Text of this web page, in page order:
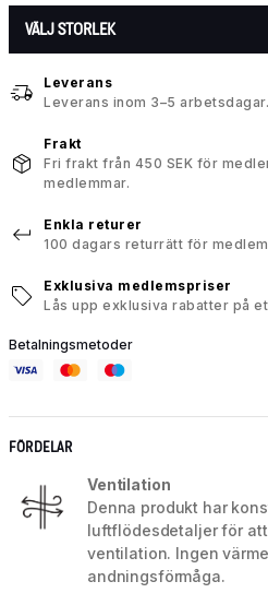
VÄLJ STORLEK
Leverans
Leverans inom 3–5 arbetsdagar.
Frakt
Fri frakt från 450 SEK för
medlemmar.
Enkla returer
100 dagars returrätt för
Exklusiva medlemspriser
Lås upp exklusiva rabatter på
Betalningsmetoder
FÖRDELAR
Ventilation
Denna produkt har
luftflödesdetaljer för att
ventilation. Ingen
andningsförmåga.